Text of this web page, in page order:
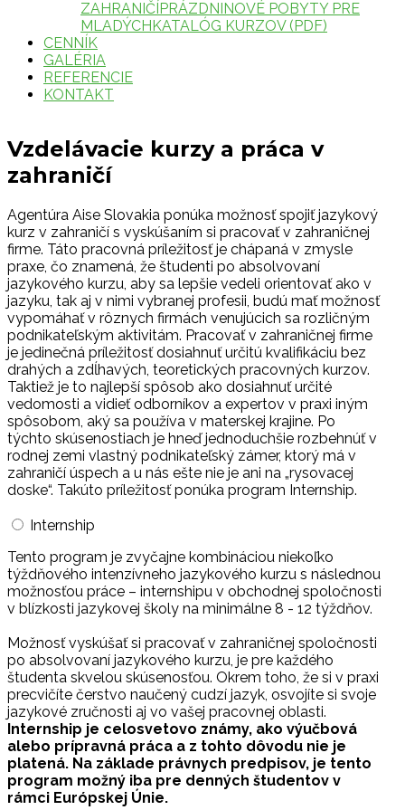
ZAHRANIČÍPRÁZDNINOVÉ POBYTY PRE
MLADÝCHKATALÓG KURZOV (PDF)
CENNÍK
GALÉRIA
REFERENCIE
KONTAKT
Vzdelávacie kurzy a práca v
zahraničí
Agentúra Aise Slovakia ponúka možnosť spojiť jazykový
kurz v zahraničí s vyskúšaním si pracovať v zahraničnej
firme. Táto pracovná príležitosť je chápaná v zmysle
praxe, čo znamená, že študenti po absolvovaní
jazykového kurzu, aby sa lepšie vedeli orientovať ako v
jazyku, tak aj v nimi vybranej profesii, budú mať možnosť
vypomáhať v rôznych firmách venujúcich sa rozličným
podnikateľským aktivitám. Pracovať v zahraničnej firme
je jedinečná príležitosť dosiahnuť určitú kvalifikáciu bez
drahých a zdĺhavých, teoretických pracovných kurzov.
Taktiež je to najlepší spôsob ako dosiahnuť určité
vedomosti a vidieť odborníkov a expertov v praxi iným
spôsobom, aký sa používa v materskej krajine. Po
týchto skúsenostiach je hneď jednoduchšie rozbehnúť v
rodnej zemi vlastný podnikateľský zámer, ktorý má v
zahraničí úspech a u nás ešte nie je ani na „rysovacej
doske“. Takúto príležitosť ponúka program Internship.
Internship
Tento program je zvyčajne kombináciou niekoľko
týždňového intenzívneho jazykového kurzu s následnou
možnosťou práce – internshipu v obchodnej spoločnosti
v blízkosti jazykovej školy na minimálne 8 - 12 týždňov.
Možnosť vyskúšať si pracovať v zahraničnej spoločnosti
po absolvovaní jazykového kurzu, je pre každého
študenta skvelou skúsenosťou. Okrem toho, že si v praxi
precvičíte čerstvo naučený cudzí jazyk, osvojíte si svoje
jazykové zručnosti aj vo vašej pracovnej oblasti.
Internship je celosvetovo známy, ako výučbová
alebo prípravná práca a z tohto dôvodu nie je
platená. Na základe právnych predpisov, je tento
program možný iba pre denných študentov v
rámci Európskej Únie.